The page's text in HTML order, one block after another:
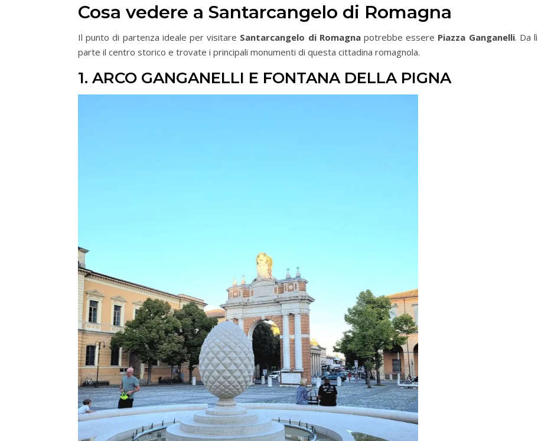
Cosa vedere a Santarcangelo di Romagna
Il punto di partenza ideale per visitare Santarcangelo di Romagnapotrebbe essere Piazza Ganganelli. Da lì
parte il centro storico e trovate i principali monumenti di questa cittadina romagnola.
1. ARCO GANGANELLI E FONTANA DELLA PIGNA